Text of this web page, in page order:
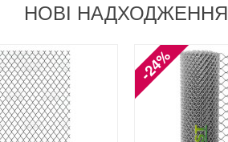
НОВІ НАДХОДЖЕННЯ
-24%